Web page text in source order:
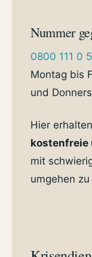
Nummer
0800 111 0
Montag bis
und
Hier
kostenfreie
mit
umgehen